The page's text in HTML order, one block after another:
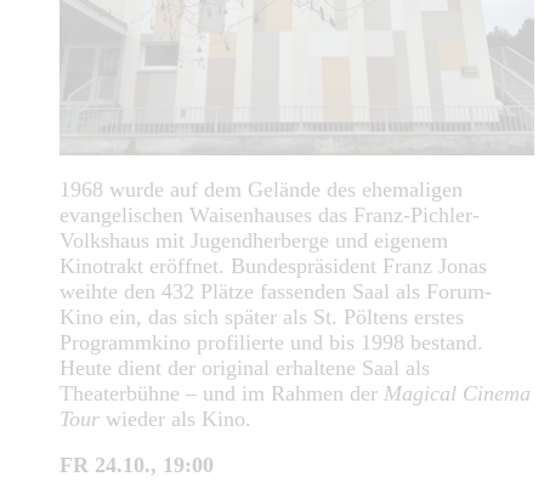
1968 wurde auf dem Gelände des ehemaligen
evangelischen Waisenhauses das Franz-Pichler-
Volkshaus mit Jugendherberge und eigenem
Kinotrakt eröffnet. Bundespräsident Franz Jonas
weihte den 432 Plätze fassenden Saal als Forum-
Kino ein, das sich später als St. Pöltens erstes
Programmkino profilierte und bis 1998 bestand.
Heute dient der original erhaltene Saal als
Theaterbühne – und im Rahmen der Magical Cinema
Tour wieder als Kino.
FR 24.10., 19:00